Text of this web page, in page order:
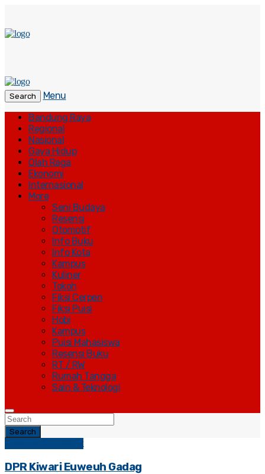
Search
Menu
Bandung Raya
Regional
Nasional
Gaya Hidup
Olah Raga
Ekonomi
Internasional
More
Seni Budaya
Resensi
Otomotif
Info Buku
Info Kota
Kampus
Kuliner
Tokoh
Fiksi Cerpen
Fiksi Puisi
Hobi
Kampus
Puisi Mahasiswa
Resensi Buku
RT / RW
Rumah Tangga
Sain & Teknologi
Search
DPR Kiwari Euweuh Gadag